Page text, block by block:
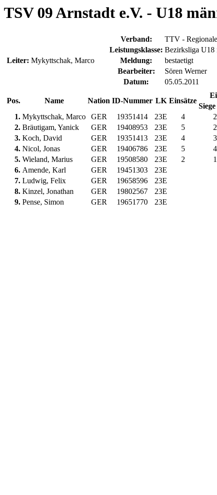
TSV 09 Arnstadt e.V. - U18
Leiter: Mykyttschak, Marco
Verband:
TTV -
Leistungsklasse: Bezirksliga U18
Meldung:
bestaetigt
Bearbeiter:
Sören Werner
Datum:
05.05.2011
Pos. Name Nation ID-Nummer LK Einsätze
1. Mykyttschak, Marco GER 19351414 23E 4
2. Bräutigam, Yanick GER 19408953 23E 5
3. Koch, David GER 19351413 23E 4
4. Nicol, Jonas GER 19406786 23E 5
5. Wieland, Marius GER 19508580 23E 2
6. Amende, Karl GER 19451303
23E
7. Ludwig, Felix GER 19658596
23E
8. Kinzel, Jonathan GER 19802567
23E
9. Pense, Simon GER 19651770 23E